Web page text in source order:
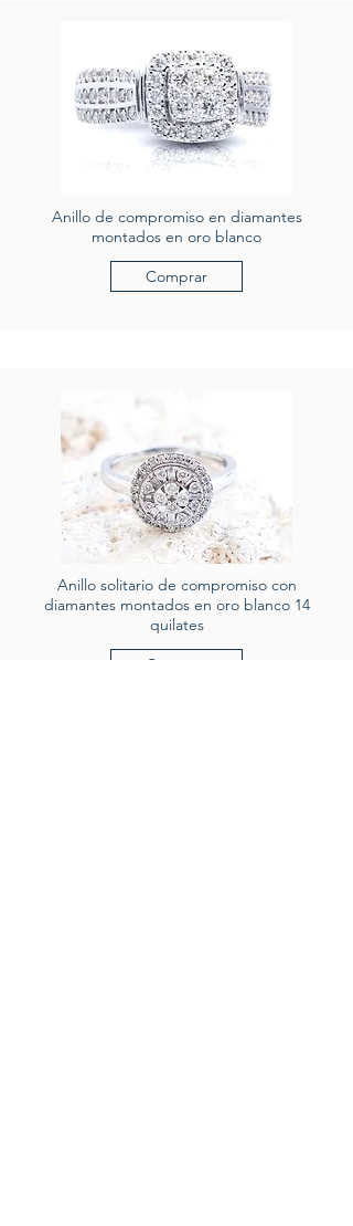
Anillo de compromiso en diamantes
montados en oro blanco
Comprar
Anillo solitario de compromiso con
diamantes montados en oro blanco 14
quilates
Comprar